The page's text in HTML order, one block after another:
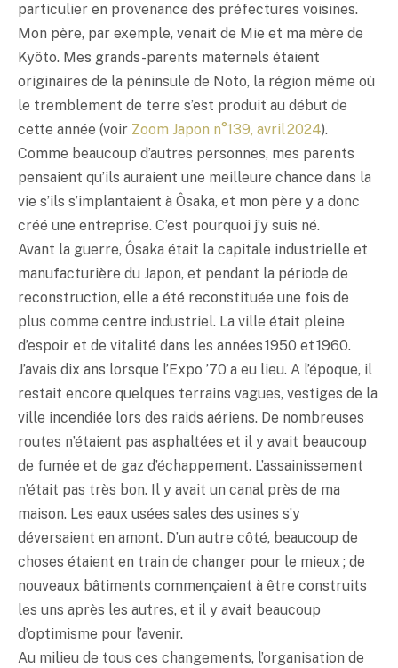
particulier en provenance des préfectures voisines.
Mon père, par exemple, venait de Mie et ma mère de
Kyôto. Mes grands-parents maternels étaient
originaires de la péninsule de Noto, la région même où
le tremblement de terre s’est produit au début de
cette année (voir Zoom Japon n°139, avril 2024).
Comme beaucoup d’autres personnes, mes parents
pensaient qu’ils auraient une meilleure chance dans la
vie s’ils s’implantaient à Ôsaka, et mon père y a donc
créé une entreprise. C’est pourquoi j’y suis né.
Avant la guerre, Ôsaka était la capitale industrielle et
manufacturière du Japon, et pendant la période de
reconstruction, elle a été reconstituée une fois de
plus comme centre industriel. La ville était pleine
d’espoir et de vitalité dans les années 1950 et 1960.
J’avais dix ans lorsque l’Expo ’70 a eu lieu. A l’époque, il
restait encore quelques terrains vagues, vestiges de la
ville incendiée lors des raids aériens. De nombreuses
routes n’étaient pas asphaltées et il y avait beaucoup
de fumée et de gaz d’échappement. L’assainissement
n’était pas très bon. Il y avait un canal près de ma
maison. Les eaux usées sales des usines s’y
déversaient en amont. D’un autre côté, beaucoup de
choses étaient en train de changer pour le mieux ; de
nouveaux bâtiments commençaient à être construits
les uns après les autres, et il y avait beaucoup
d’optimisme pour l’avenir.
Au milieu de tous ces changements, l’organisation de